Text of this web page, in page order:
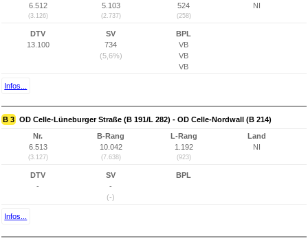
6.512
(3.126)
5.103
(2.737)
524
(258)
NI
DTV
13.100
SV
734
(5,6%)
BPL
VB
VB
VB
Infos...
B 3 OD Celle-Lüneburger Straße (B 191/L 282) - OD Celle-Nordwall (B 214)
Nr.
6.513
(3.127)
B-Rang
10.042
(7.638)
L-Rang
1.192
(923)
Land
NI
DTV
-
SV
-
(-)
BPL
Infos...